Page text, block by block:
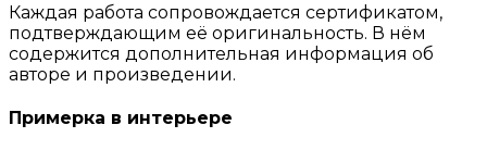
Каждая работа сопровождается сертификатом,
подтверждающим её оригинальность. В нём
содержится дополнительная информация об
авторе и произведении.
Примерка в интерьере